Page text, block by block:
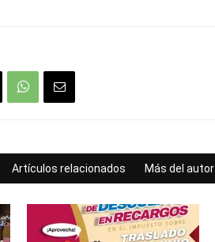
Artículos relacionados Más del autor